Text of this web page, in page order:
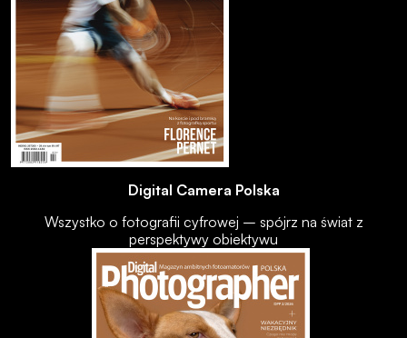
Digital Camera Polska
Wszystko o fotografii cyfrowej – spójrz na świat z
perspektywy obiektywu